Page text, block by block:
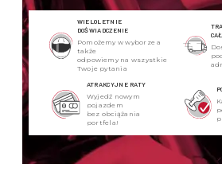
WIELOLETNIE
DOŚWIADCZENIE
Pomożemy w wyborze a
także
odpowiemy na wszystkie
Twoje pytania
ATRAKCYJNE RATY
Wyjedź nowym
pojazdem
bez obciążania
portfela!